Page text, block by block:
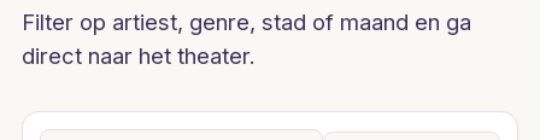
Filter op artiest, genre, stad of maand en ga
direct naar het theater.